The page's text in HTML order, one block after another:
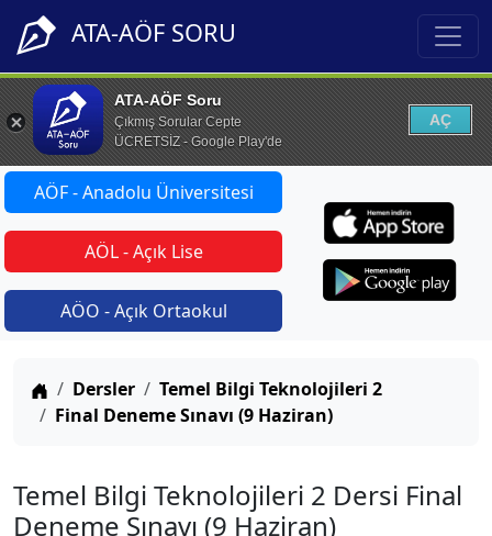
ATA-AÖF SORU
ATA-AÖF Soru
Çıkmış Sorular Cepte
ÜCRETSİZ - Google Play'de
AÇ
AÖF - Anadolu Üniversitesi
AÖL - Açık Lise
AÖO - Açık Ortaokul
Anasayfa
Dersler
Temel Bilgi Teknolojileri 2
Final Deneme Sınavı (9 Haziran)
Temel Bilgi Teknolojileri 2 Dersi Final
Deneme Sınavı (9 Haziran)